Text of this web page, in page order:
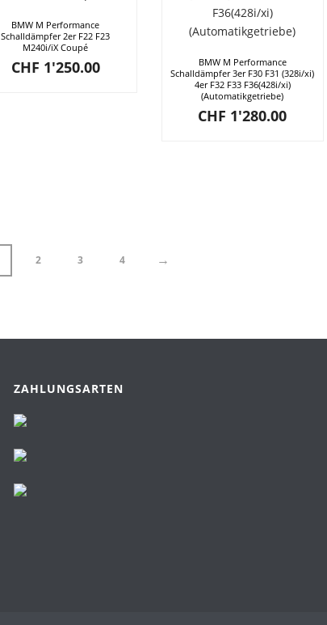
BMW M Performance
Schalldämpfer 2er F22 F23
M240i/iX Coupé
CHF 1'250.00
BMW M Performance
Schalldämpfer 3er F30 F31 (328i/xi)
4er F32 F33 F36(428i/xi)
(Automatikgetriebe)
CHF 1'280.00
2 3 4 →
ZAHLUNGSARTEN